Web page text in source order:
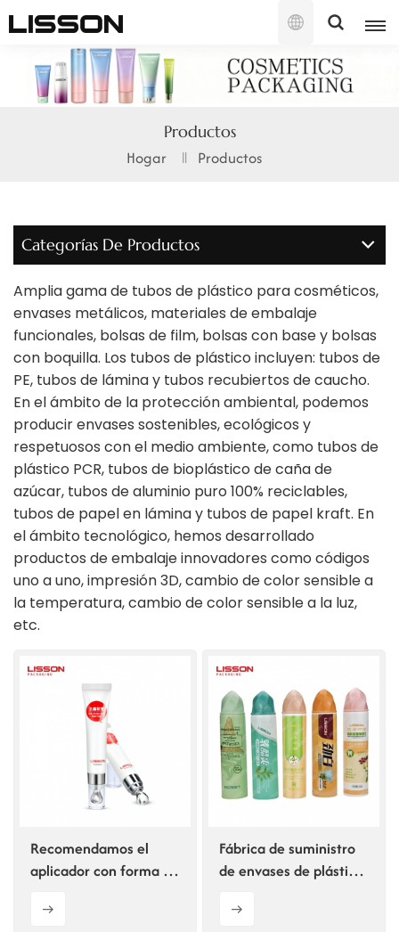
Español
English
français
español
português
العربية
日本語
한국의
ไทย
Tiếng việt
中文
Productos
Hogar Productos
Categorías De Productos
Amplia gama de tubos de plástico para cosméticos,
envases metálicos, materiales de embalaje
funcionales, bolsas de film, bolsas con base y bolsas
con boquilla. Los tubos de plástico incluyen: tubos de
PE, tubos de lámina y tubos recubiertos de caucho.
En el ámbito de la protección ambiental, podemos
producir envases sostenibles, ecológicos y
respetuosos con el medio ambiente, como tubos de
plástico PCR, tubos de bioplástico de caña de
azúcar, tubos de aluminio puro 100% reciclables,
tubos de papel en lámina y tubos de papel kraft. En
el ámbito tecnológico, hemos desarrollado
productos de embalaje innovadores como códigos
uno a uno, impresión 3D, cambio de color sensible a
la temperatura, cambio de color sensible a la luz,
etc.
Recomendamos el
aplicador con forma de
esencia para ojos.
Fábrica de suministro
de envases de plástico
vacíos de colores